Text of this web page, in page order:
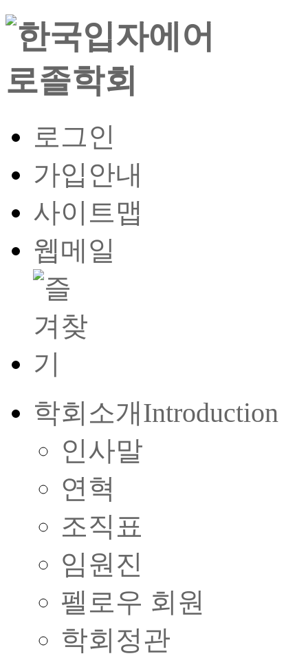
로그인
가입안내
사이트맵
웹메일
학회소개Introduction
인사말
연혁
조직표
임원진
펠로우 회원
학회정관